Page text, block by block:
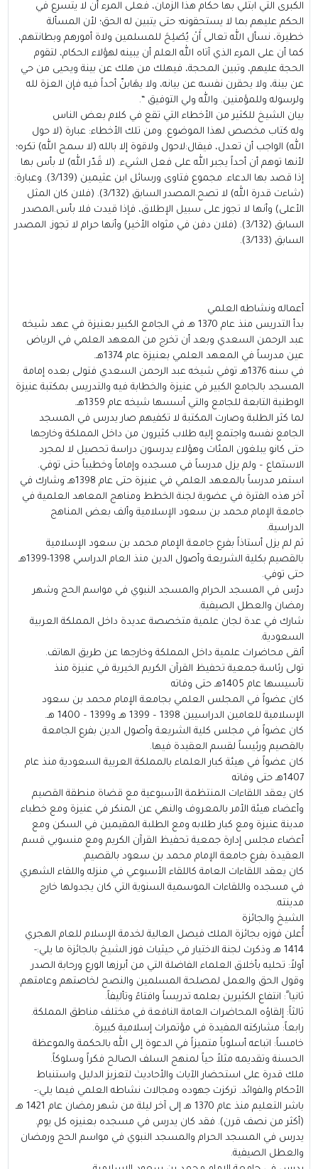
الكبرى التي ابتلي بها حكام هذا الزمان، فعلى المرء أن لا يتسرع في
الحكم عليهم بما لا يستحقونه؛ حتى يتبين له الحق؛ لأن المسألة
خطيرة، نسأل الله تعالى أَنْ يُصْلِحَ للمسلمين ولاة أمورهم وبطانتهم،
كما أن على المرء الذي آتاه الله العلم أن يبينه لهؤلاء الحكام، لتقوم
الحجة عليهم، وتبين المحجة، فيهلك من هلك عن بينة ويحيى من حي
عن بينة، ولا يحقرن نفسه عن بيانه، ولا يهَابنّ أحداً فيه فإن العزة لله
ولرسوله وللمؤمنين. والله ولي التوفيق “.
بيان الشيخ للكثير من الأخطاء التي تقع في كلام بعض الناس
وله كتاب مخصص لهذا الموضوع. ومن تلك الأخطاء: عبارة (لا حول
الله) الواجب أن تعدل، فيقال:لاحول ولاقوة إلا بالله (لا سمح الله) تكره؛
لأنها توهم أن أحداً يجبر الله على فعل الشيء. (لا قَدّر الله) لا بأس بها
إذا قصد بها الدعاء. مجموع فتاوى ورسائل ابن عثيمين (3/139). وعبارة:
(شاءت قدرة الله) لا تصح.المصدر السابق (3/132). (فلان كان المثل
الأعلى) وأنها لا تجوز على سبيل الإطلاق، فإذا قيدت فلا بأس.المصدر
السابق (3/132). (فلان دفن في مثواه الأخير) وأنها حرام لا تجوز. المصدر
السابق (3/133).
أعماله ونشاطه العلمي
بدأ التدريس منذ عام 1370 هـ في الجامع الكبير بعنيزة في عهد شيخه
عبد الرحمن السعدي وبعد أن تخرج من المعهد العلمي في الرياض
عين مدرساً في المعهد العلمي بعنيزة عام 1374هـ.
في سنه 1376هـ توفي شيخه عبد الرحمن السعدي فتولى بعده إمامة
المسجد بالجامع الكبير في عنيزة والخطابة فيه والتدريس بمكتبة عنيزة
الوطنية التابعة للجامع والتي أسسها شيخه عام 1359هـ.
لما كثر الطلبة وصارت المكتبة لا تكفيهم صار يدرس في المسجد
الجامع نفسه واجتمع إليه طلاب كثيرون من داخل المملكة وخارجها
حتى كانو يبلغون المئات وهؤلاء يدرسون دراسة تحصيل لا لمجرد
الاستماع – ولم يزل مدرساً في مسجده وإماماً وخطيباً حتى توفي.
استمر مدرساً بالمعهد العلمي في عنيزة حتى عام 1398هـ وشارك في
آخر هذه الفترة في عضوية لجنة الخطط ومناهج المعاهد العلمية في
جامعة الإمام محمد بن سعود الإسلامية وألف بعض المناهج
الدراسية.
ثم لم يزل أستاذاً بفرع جامعة الإمام محمد بن سعود الإسلامية
بالقصيم بكلية الشريعة وأصول الدين منذ العام الدراسي 1398-1399هـ
حتى توفي.
درّس في المسجد الحرام والمسجد النبوي في مواسم الحج وشهر
رمضان والعطل الصيفية.
شارك في عدة لجان علمية متخصصة عديدة داخل المملكة العربية
السعودية.
ألقى محاضرات علمية داخل المملكة وخارجها عن طريق الهاتف.
تولى رئاسة جمعية تحفيظ القرآن الكريم الخيرية في عنيزة منذ
تأسيسها عام 1405هـ حتى وفاته
كان عضواً في المجلس العلمي بجامعة الإمام محمد بن سعود
الإسلامية للعامين الدراسيين 1398 – 1399 هـ و1399 – 1400 هـ.
كان عضواً في مجلس كلية الشريعة وأصول الدين بفرع الجامعة
بالقصيم ورئيساً لقسم العقيدة فيها.
كان عضواً في هيئة كبار العلماء بالمملكة العربية السعودية منذ عام
1407هـ حتى وفاته
كان يعقد اللقاءات المنتظمة الأسبوعية مع قضاة منطقة القصيم
وأعضاء هيئة الأمر بالمعروف والنهي عن المنكر في عنيزة ومع خطباء
مدينة عنيزة ومع كبار طلابه ومع الطلبة المقيمين في السكن ومع
أعضاء مجلس إدارة جمعية تحفيظ القرآن الكريم ومع منسوبي قسم
العقيدة بفرع جامعة الإمام محمد بن سعود بالقصيم.
كان يعقد اللقاءات العامة كاللقاء الأسبوعي في منزله واللقاء الشهري
في مسجده واللقاءات الموسمية السنوية التي كان يجدولها خارج
مدينته.
الشيخ والجائزة
أُعلن فوزه بجائزة الملك فيصل العالية لخدمة الإسلام للعام الهجري
1414 هـ وذكرت لجنة الاختيار في حيثيات فوز الشيخ بالجائزة ما يلي:-
أولاً: تحليه بأخلاق العلماء الفاضلة التي من أبرزها الورع ورحابة الصدر
وقول الحق والعمل لمصلحة المسلمين والنصح لخاصتهم وعامتهم.
ثانيا ً: انتفاع الكثيرين بعلمه تدريساً وافتاءً وتأليفاً.
ثالثاً: إلقاؤه المحاضرات العامة النافعة في مختلف مناطق المملكة.
رابعاً: مشاركته المفيدة في مؤتمرات إسلامية كبيرة.
خامساً: اتباعه أسلوباً متميزاً في الدعوة إلى الله بالحكمة والموعظة
الحسنة وتقديمه مثلاً حياً لمنهج السلف الصالح فكراً وسلوكاً.
ملك قدرة على استحضار الآيات والأحاديث لتعزيز الدليل واستنباط
الأحكام والفوائد. تركزت جهوده ومجالات نشاطه العلمي فيما يلي:-
باشر التعليم منذ عام 1370 هـ إلى آخر ليلة من شهر رمضان عام 1421 هـ
(أكثر من نصف قرن). فقد كان يدرس في مسجده بعنيزه كل يوم.
يدرس في المسجد الحرام والمسجد النبوي في مواسم الحج ورمضان
والعطل الصيفية.